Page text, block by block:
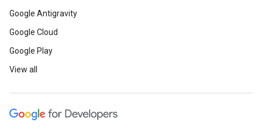
Google Antigravity
Google Cloud
Google Play
View all